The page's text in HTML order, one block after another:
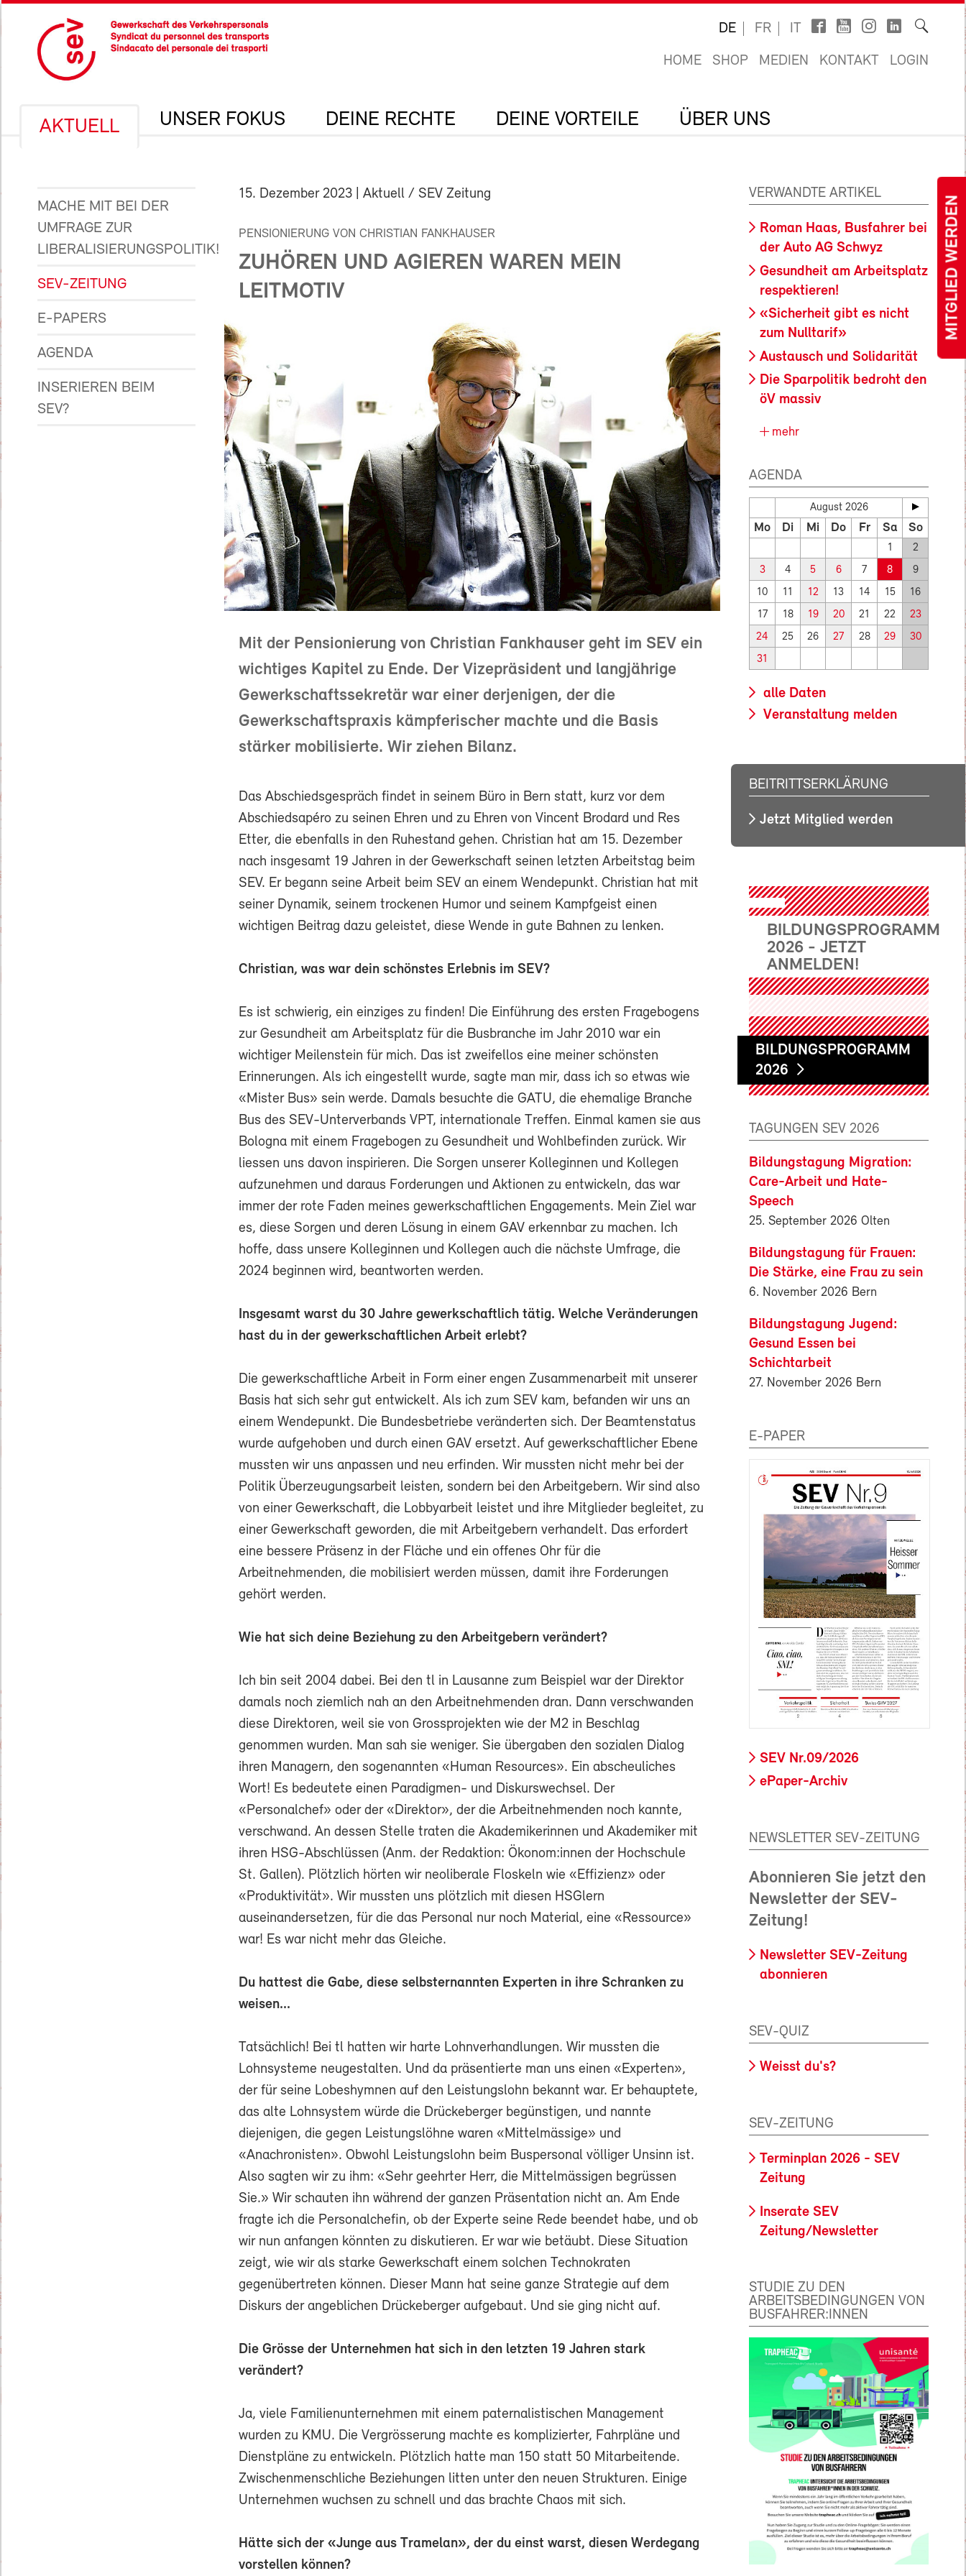
MITGLIED WERDEN
DE FR IT
HOME SHOP MEDIEN KONTAKT LOGIN
AKTUELL UNSER FOKUS DEINE RECHTE DEINE VORTEILE ÜBER UNS
MACHE MIT BEI DER
UMFRAGE ZUR
LIBERALISIERUNGSPOLITIK!
SEV-ZEITUNG
E-PAPERS
AGENDA
INSERIEREN BEIM
SEV?
15. Dezember 2023 | Aktuell / SEV Zeitung
PENSIONIERUNG VON CHRISTIAN FANKHAUSER
ZUHÖREN UND AGIEREN WAREN MEIN
LEITMOTIV
Mit der Pensionierung von Christian Fankhauser geht im SEV ein
wichtiges Kapitel zu Ende. Der Vizepräsident und langjährige
Gewerkschaftssekretär war einer derjenigen, der die
Gewerkschaftspraxis kämpferischer machte und die Basis
stärker mobilisierte. Wir ziehen Bilanz.
Das Abschiedsgespräch findet in seinem Büro in Bern statt, kurz vor dem
Abschiedsapéro zu seinen Ehren und zu Ehren von Vincent Brodard und Res
Etter, die ebenfalls in den Ruhestand gehen. Christian hat am 15. Dezember
nach insgesamt 19 Jahren in der Gewerkschaft seinen letzten Arbeitstag beim
SEV. Er begann seine Arbeit beim SEV an einem Wendepunkt. Christian hat mit
seiner Dynamik, seinem trockenen Humor und seinem Kampfgeist einen
wichtigen Beitrag dazu geleistet, diese Wende in gute Bahnen zu lenken.
Christian, was war dein schönstes Erlebnis im SEV?
Es ist schwierig, ein einziges zu finden! Die Einführung des ersten Fragebogens
zur Gesundheit am Arbeitsplatz für die Busbranche im Jahr 2010 war ein
wichtiger Meilenstein für mich. Das ist zweifellos eine meiner schönsten
Erinnerungen. Als ich eingestellt wurde, sagte man mir, dass ich so etwas wie
«Mister Bus» sein werde. Damals besuchte die GATU, die ehemalige Branche
Bus des SEV-Unterverbands VPT, internationale Treffen. Einmal kamen sie aus
Bologna mit einem Fragebogen zu Gesundheit und Wohlbefinden zurück. Wir
liessen uns davon inspirieren. Die Sorgen unserer Kolleginnen und Kollegen
aufzunehmen und daraus Forderungen und Aktionen zu entwickeln, das war
immer der rote Faden meines gewerkschaftlichen Engagements. Mein Ziel war
es, diese Sorgen und deren Lösung in einem GAV erkennbar zu machen. Ich
hoffe, dass unsere Kolleginnen und Kollegen auch die nächste Umfrage, die
2024 beginnen wird, beantworten werden.
Insgesamt warst du 30 Jahre gewerkschaftlich tätig. Welche Veränderungen
hast du in der gewerkschaftlichen Arbeit erlebt?
Die gewerkschaftliche Arbeit in Form einer engen Zusammenarbeit mit unserer
Basis hat sich sehr gut entwickelt. Als ich zum SEV kam, befanden wir uns an
einem Wendepunkt. Die Bundesbetriebe veränderten sich. Der Beamtenstatus
wurde aufgehoben und durch einen GAV ersetzt. Auf gewerkschaftlicher Ebene
mussten wir uns anpassen und neu erfinden. Wir mussten nicht mehr bei der
Politik Überzeugungsarbeit leisten, sondern bei den Arbeitgebern. Wir sind also
von einer Gewerkschaft, die Lobbyarbeit leistet und ihre Mitglieder begleitet, zu
einer Gewerkschaft geworden, die mit Arbeitgebern verhandelt. Das erfordert
eine bessere Präsenz in der Fläche und ein offenes Ohr für die
Arbeitnehmenden, die mobilisiert werden müssen, damit ihre Forderungen
gehört werden.
Wie hat sich deine Beziehung zu den Arbeitgebern verändert?
Ich bin seit 2004 dabei. Bei den tl in Lausanne zum Beispiel war der Direktor
damals noch ziemlich nah an den Arbeitnehmenden dran. Dann verschwanden
diese Direktoren, weil sie von Grossprojekten wie der M2 in Beschlag
genommen wurden. Man sah sie weniger. Sie übergaben den sozialen Dialog
ihren Managern, den sogenannten «Human Resources». Ein abscheuliches
Wort! Es bedeutete einen Paradigmen- und Diskurswechsel. Der
«Personalchef» oder der «Direktor», der die Arbeitnehmenden noch kannte,
verschwand. An dessen Stelle traten die Akademikerinnen und Akademiker mit
ihren HSG-Abschlüssen (Anm. der Redaktion: Ökonom:innen der Hochschule
St. Gallen). Plötzlich hörten wir neoliberale Floskeln wie «Effizienz» oder
«Produktivität». Wir mussten uns plötzlich mit diesen HSGlern
auseinandersetzen, für die das Personal nur noch Material, eine «Ressource»
war! Es war nicht mehr das Gleiche.
Du hattest die Gabe, diese selbsternannten Experten in ihre Schranken zu
weisen...
Tatsächlich! Bei tl hatten wir harte Lohnverhandlungen. Wir mussten die
Lohnsysteme neugestalten. Und da präsentierte man uns einen «Experten»,
der für seine Lobeshymnen auf den Leistungslohn bekannt war. Er behauptete,
das alte Lohnsystem würde die Drückeberger begünstigen, und nannte
diejenigen, die gegen Leistungslöhne waren «Mittelmässige» und
«Anachronisten». Obwohl Leistungslohn beim Buspersonal völliger Unsinn ist.
Also sagten wir zu ihm: «Sehr geehrter Herr, die Mittelmässigen begrüssen
Sie.» Wir schauten ihn während der ganzen Präsentation nicht an. Am Ende
fragte ich die Personalchefin, ob der Experte seine Rede beendet habe, und ob
wir nun anfangen könnten zu diskutieren. Er war wie betäubt. Diese Situation
zeigt, wie wir als starke Gewerkschaft einem solchen Technokraten
gegenübertreten können. Dieser Mann hat seine ganze Strategie auf dem
Diskurs der angeblichen Drückeberger aufgebaut. Und sie ging nicht auf.
Die Grösse der Unternehmen hat sich in den letzten 19 Jahren stark
verändert?
Ja, viele Familienunternehmen mit einem paternalistischen Management
wurden zu KMU. Die Vergrösserung machte es komplizierter, Fahrpläne und
Dienstpläne zu entwickeln. Plötzlich hatte man 150 statt 50 Mitarbeitende.
Zwischenmenschliche Beziehungen litten unter den neuen Strukturen. Einige
Unternehmen wuchsen zu schnell und das brachte Chaos mit sich.
Hätte sich der «Junge aus Tramelan», der du einst warst, diesen Werdegang
vorstellen können?
VERWANDTE ARTIKEL
Roman Haas, Busfahrer bei
der Auto AG Schwyz
Gesundheit am Arbeitsplatz
respektieren!
«Sicherheit gibt es nicht
zum Nulltarif»
Austausch und Solidarität
Die Sparpolitik bedroht den
öV massiv
mehr
AGENDA
August 2026
Mo Di Mi Do Fr Sa So
1 2
3 4 5 6 7 8 9
10 11 12 13 14 15 16
17 18 19 20 21 22 23
24 25 26 27 28 29 30
31
alle Daten
Veranstaltung melden
BEITRITTSERKLÄRUNG
Jetzt Mitglied werden
BILDUNGSPROGRAMM
2026 - JETZT
ANMELDEN!
BILDUNGSPROGRAMM
2026
TAGUNGEN SEV 2026
Bildungstagung Migration:
Care-Arbeit und Hate-
Speech
25. September 2026 Olten
Bildungstagung für Frauen:
Die Stärke, eine Frau zu sein
6. November 2026 Bern
Bildungstagung Jugend:
Gesund Essen bei
Schichtarbeit
27. November 2026 Bern
E-PAPER
SEV Nr.09/2026
ePaper-Archiv
NEWSLETTER SEV-ZEITUNG
Abonnieren Sie jetzt den
Newsletter der SEV-
Zeitung!
Newsletter SEV-Zeitung
abonnieren
SEV-QUIZ
Weisst du's?
SEV-ZEITUNG
Terminplan 2026 - SEV
Zeitung
Inserate SEV
Zeitung/Newsletter
STUDIE ZU DEN
ARBEITSBEDINGUNGEN VON
BUSFAHRER:INNEN